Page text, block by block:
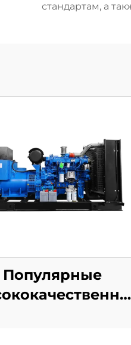
стандартам, а
Популярные